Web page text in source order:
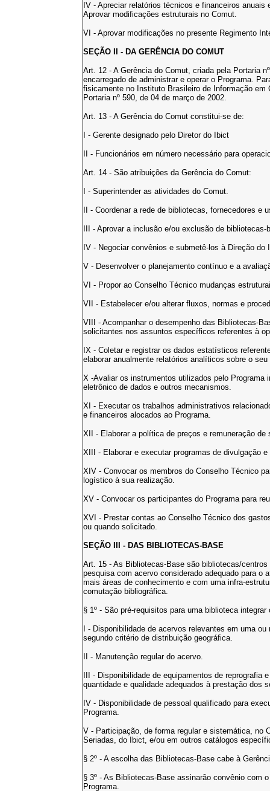
IV - Apreciar relatórios técnicos e financeiros
Aprovar modificações estruturais no Comut.
VI - Aprovar modificações no presente Regimento
SEÇÃO II - DA GERÊNCIA DO COMUT
Art. 12 - A Gerência do Comut, criada pela Portaria
encarregado de administrar e operar o Programa.
fisicamente no Instituto Brasileiro de Informação
Portaria nº 590, de 04 de março de 2002.
Art. 13 - A Gerência do Comut constitui-se de:
I - Gerente designado pelo Diretor do Ibict
II - Funcionários em número necessário para
Art. 14 - São atribuições da Gerência do Comut:
I - Superintender as atividades do Comut.
II - Coordenar a rede de bibliotecas, fornecedores e
III - Aprovar a inclusão e/ou exclusão de
IV - Negociar convênios e submetê-los à Direção do
V - Desenvolver o planejamento contínuo e a
VI - Propor ao Conselho Técnico mudanças
VII - Estabelecer e/ou alterar fluxos, normas e
VIII - Acompanhar o desempenho das Bibliotecas-
solicitantes nos assuntos específicos referentes à
IX - Coletar e registrar os dados estatísticos
elaborar anualmente relatórios analíticos sobre o seu
X -Avaliar os instrumentos utilizados pelo Programa
eletrônico de dados e outros mecanismos.
XI - Executar os trabalhos administrativos
e financeiros alocados ao Programa.
XII - Elaborar a política de preços e remuneração
XIII - Elaborar e executar programas de divulgação
XIV - Convocar os membros do Conselho Técnico
logístico à sua realização.
XV - Convocar os participantes do Programa para
XVI - Prestar contas ao Conselho Técnico dos
ou quando solicitado.
SEÇÃO III - DAS BIBLIOTECAS-BASE
Art. 15 - As Bibliotecas-Base são bibliotecas/
pesquisa com acervo considerado adequado para o
mais áreas de conhecimento e com uma infra-
comutação bibliográfica.
§ 1º - São pré-requisitos para uma biblioteca
I - Disponibilidade de acervos relevantes em uma
segundo critério de distribuição geográfica.
II - Manutenção regular do acervo.
III - Disponibilidade de equipamentos de
quantidade e qualidade adequados à prestação dos
IV - Disponibilidade de pessoal qualificado para
Programa.
V - Participação, de forma regular e sistemática, no
Seriadas, do Ibict, e/ou em outros catálogos
§ 2º - A escolha das Bibliotecas-Base cabe à
§ 3º - As Bibliotecas-Base assinarão convênio com
Programa.